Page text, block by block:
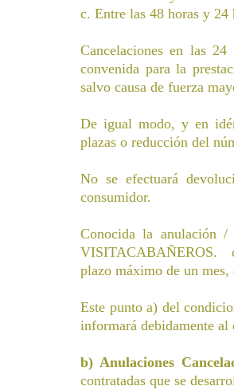
c. Entre las 48 horas y
Cancelaciones en las
convenida para la
salvo causa de fuerza
De igual modo, y en
plazas o reducción del
No se efectuará
consumidor.
Conocida la anulación
VISITACABAÑEROS.
plazo máximo de un
Este punto a) del
informará debidamente
b) Anulaciones
contratadas que se